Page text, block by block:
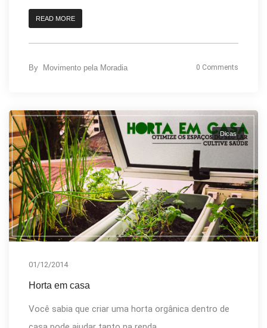
READ MORE
By Movimento pela Moradia 0 Comments
Dicas
01/12/2014
Horta em casa
Você sabia que criar uma horta orgânica dentro de